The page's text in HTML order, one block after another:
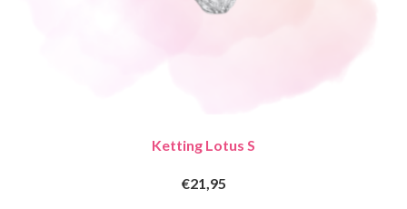
Ketting Lotus S
€21,95